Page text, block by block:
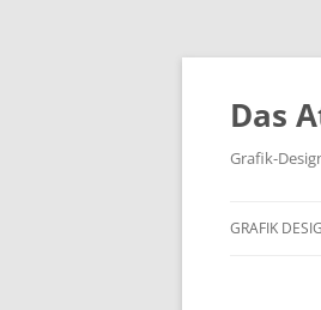
Das
Grafik-
GRAFIK